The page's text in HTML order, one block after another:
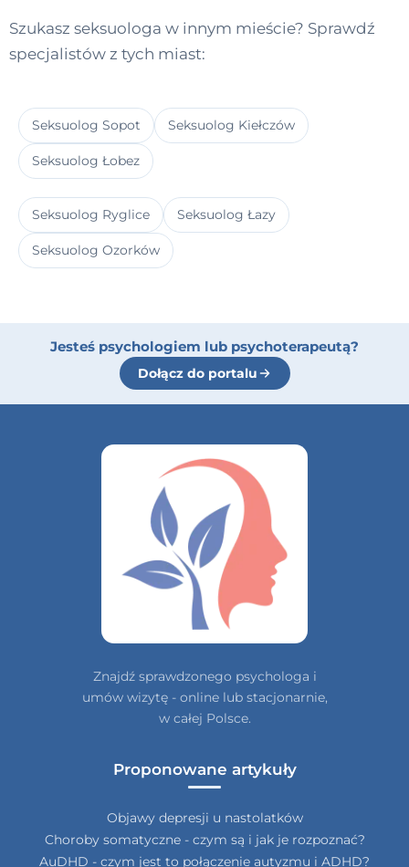
Szukasz seksuologa w innym mieście? Sprawdź
specjalistów z tych miast:
Seksuolog Sopot Seksuolog Kiełczów
Seksuolog Łobez
Seksuolog Ryglice Seksuolog Łazy
Seksuolog Ozorków
Jesteś psychologiem lub psychoterapeutą?
Dołącz do portalu
Znajdź sprawdzonego psychologa i
umów wizytę - online lub stacjonarnie,
w całej Polsce.
Proponowane artykuły
Objawy depresji u nastolatków
Choroby somatyczne - czym są i jak je rozpoznać?
AuDHD - czym jest to połączenie autyzmu i ADHD?